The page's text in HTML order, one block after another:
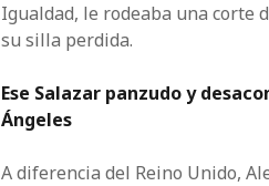
Igualdad, le rodeaba una corte
su silla perdida.
Ese Salazar panzudo y
Ángeles
A diferencia del Reino Unido,